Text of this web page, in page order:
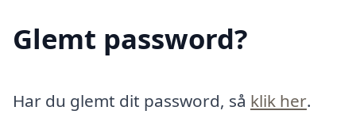
Glemt password?
Har du glemt dit password, så klik her.